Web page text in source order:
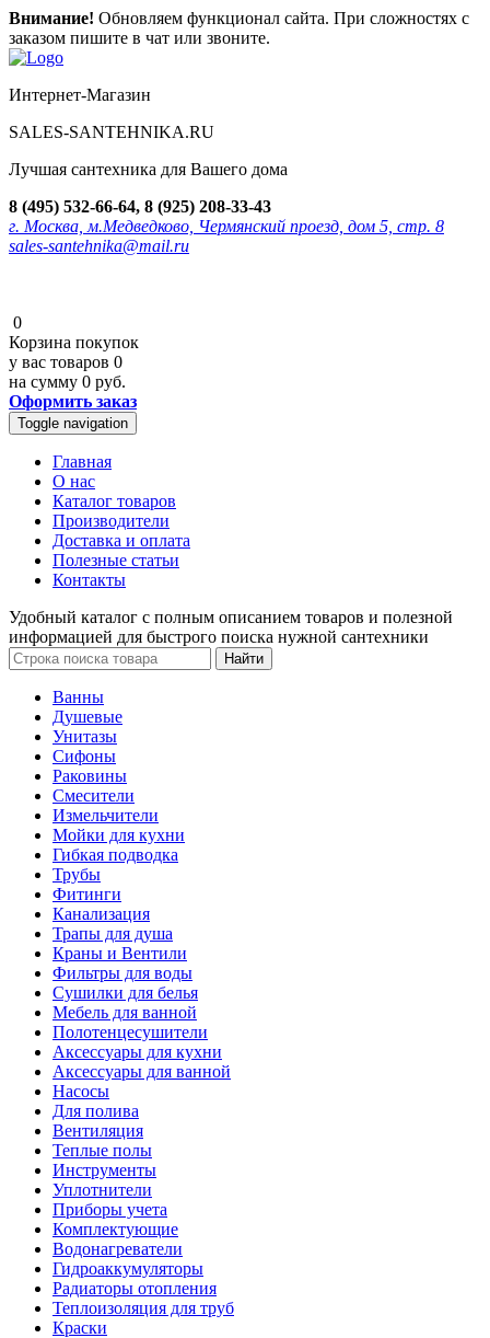
Внимание! Обновляем функционал сайта. При сложностях с
заказом пишите в чат или звоните.
Интернет-Магазин
SALES-SANTEHNIKA.RU
Лучшая сантехника для Вашего дома
8 (495) 532-66-64, 8 (925) 208-33-43
г. Москва, м.Медведково, Чермянский проезд, дом 5, стр. 8
sales-santehnika@mail.ru
0
Корзина покупок
у вас товаров 0
на сумму 0 руб.
Оформить заказ
Toggle navigation
Главная
О нас
Каталог товаров
Производители
Доставка и оплата
Полезные статьи
Контакты
Удобный каталог с полным описанием товаров и полезной
информацией для быстрого поиска нужной сантехники
Ванны
Душевые
Унитазы
Сифоны
Раковины
Смесители
Измельчители
Мойки для кухни
Гибкая подводка
Трубы
Фитинги
Канализация
Трапы для душа
Краны и Вентили
Фильтры для воды
Сушилки для белья
Мебель для ванной
Полотенцесушители
Аксессуары для кухни
Аксессуары для ванной
Насосы
Для полива
Вентиляция
Теплые полы
Инструменты
Уплотнители
Приборы учета
Комплектующие
Водонагреватели
Гидроаккумуляторы
Радиаторы отопления
Теплоизоляция для труб
Краски